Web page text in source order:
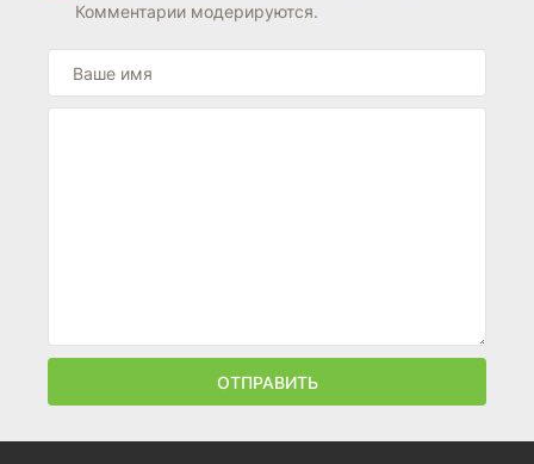
Комментарии модерируются.
ОТПРАВИТЬ